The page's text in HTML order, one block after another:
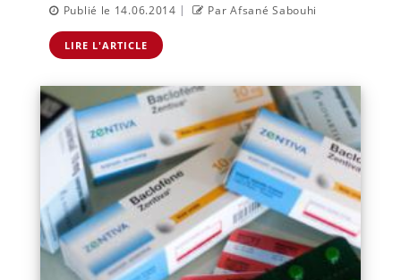
Publié le 14.06.2014 | Par Afsané Sabouhi
LIRE L'ARTICLE